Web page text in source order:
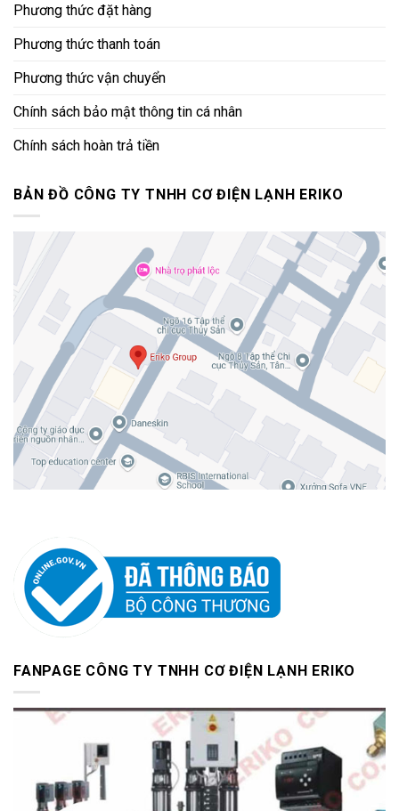
Phương thức đặt hàng
Phương thức thanh toán
Phương thức vận chuyển
Chính sách bảo mật thông tin cá nhân
Chính sách hoàn trả tiền
BẢN ĐỒ CÔNG TY TNHH CƠ ĐIỆN LẠNH ERIKO
FANPAGE CÔNG TY TNHH CƠ ĐIỆN LẠNH ERIKO